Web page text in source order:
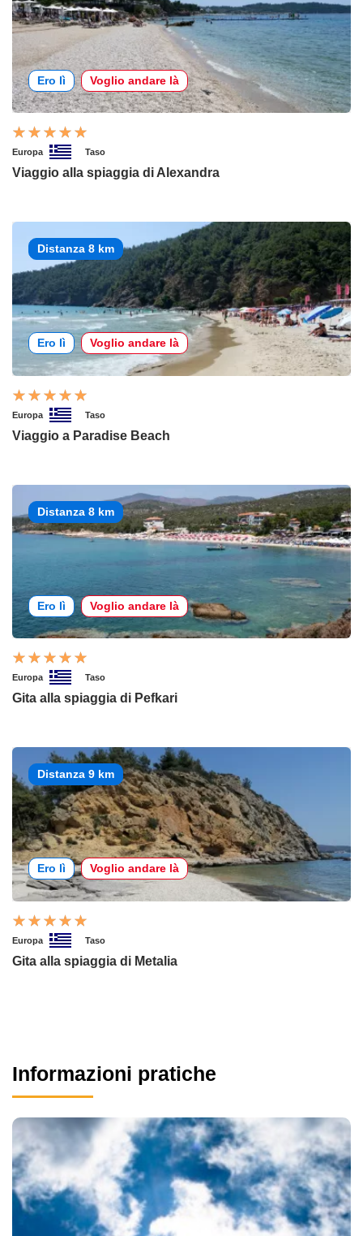
Ero lì Voglio andare là
Europa Taso
Viaggio alla spiaggia di Alexandra
Distanza 8 km
Ero lì Voglio andare là
Europa Taso
Viaggio a Paradise Beach
Distanza 8 km
Ero lì Voglio andare là
Europa Taso
Gita alla spiaggia di Pefkari
Distanza 9 km
Ero lì Voglio andare là
Europa Taso
Gita alla spiaggia di Metalia
Informazioni pratiche